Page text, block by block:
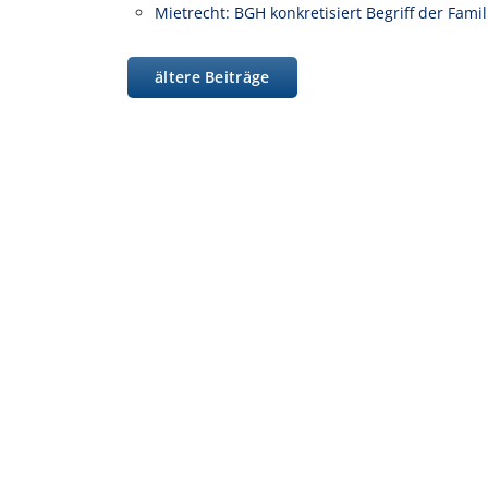
Mietrecht: BGH konkretisiert Begriff der
ältere Beiträge